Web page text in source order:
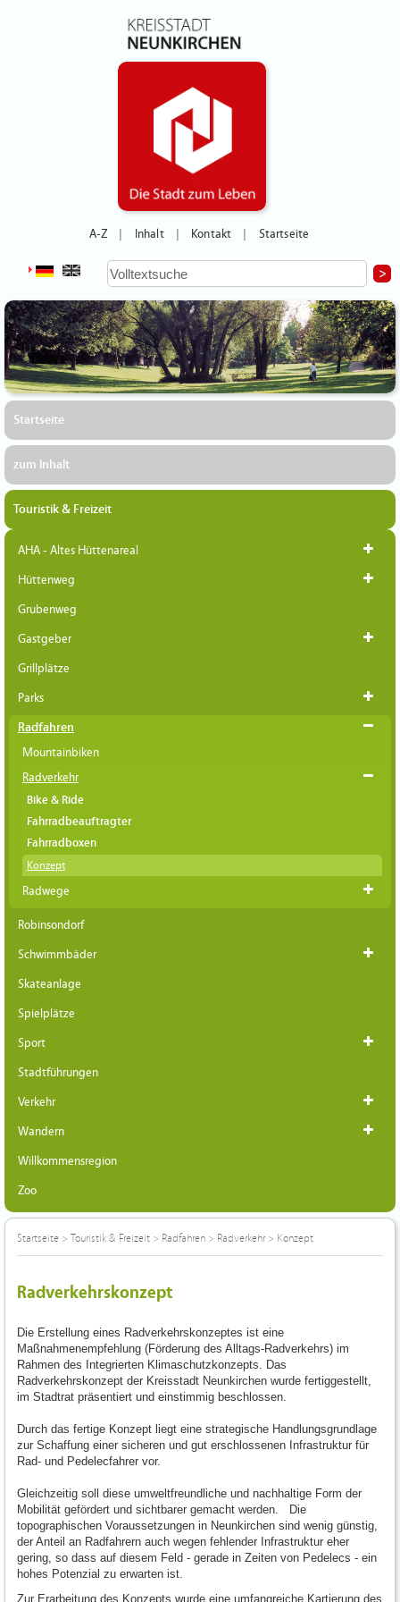
A-Z Inhalt Kontakt Startseite
Startseite
zum Inhalt
Touristik & Freizeit
AHA - Altes Hüttenareal
Hüttenweg
Grubenweg
Gastgeber
Grillplätze
Parks
Radfahren
Mountainbiken
Radverkehr
Bike & Ride
Fahrradbeauftragter
Fahrradboxen
Konzept
Radwege
Robinsondorf
Schwimmbäder
Skateanlage
Spielplätze
Sport
Stadtführungen
Verkehr
Wandern
Willkommensregion
Zoo
Startseite > Touristik & Freizeit > Radfahren > Radverkehr> Konzept
Radverkehrskonzept
Die Erstellung eines Radverkehrskonzeptes ist eine
Maßnahmenempfehlung (Förderung des Alltags-Radverkehrs) im
Rahmen des Integrierten Klimaschutzkonzepts. Das
Radverkehrskonzept der Kreisstadt Neunkirchen wurde fertiggestellt,
im Stadtrat präsentiert und einstimmig beschlossen.
Durch das fertige Konzept liegt eine strategische Handlungsgrundlage
zur Schaffung einer sicheren und gut erschlossenen Infrastruktur für
Rad- und Pedelecfahrer vor.
Gleichzeitig soll diese umweltfreundliche und nachhaltige Form der
Mobilität gefördert und sichtbarer gemacht werden. Die
topographischen Voraussetzungen in Neunkirchen sind wenig günstig,
der Anteil an Radfahrern auch wegen fehlender Infrastruktur eher
gering, so dass auf diesem Feld - gerade in Zeiten von Pedelecs - ein
hohes Potenzial zu erwarten ist.
Zur Erarbeitung des Konzepts wurde eine umfangreiche Kartierung des